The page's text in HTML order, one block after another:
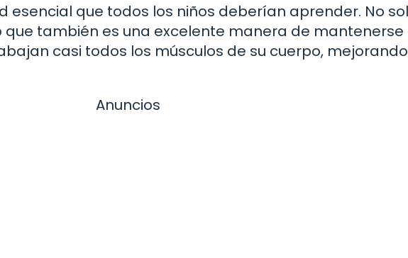
esencial que todos los niños deberían aprender. No
que también es una excelente manera de mantenerse
casi todos los músculos de su cuerpo,
Anuncios